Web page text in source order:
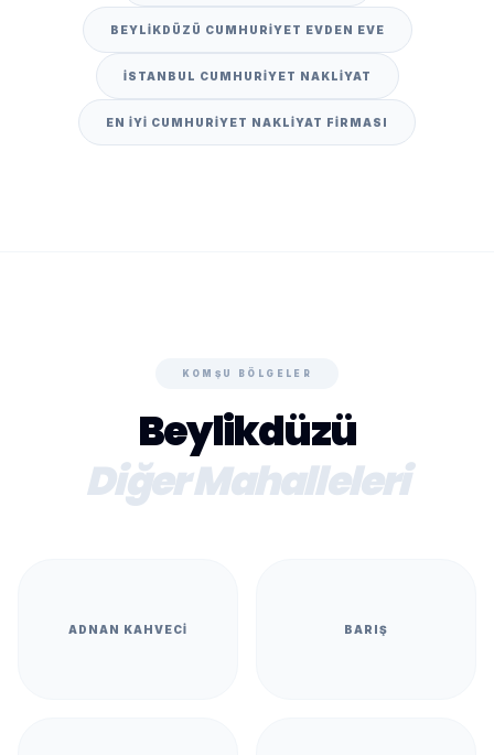
BEYLIKDÜZÜ CUMHURIYET EVDEN EVE
İSTANBUL CUMHURIYET NAKLIYAT
EN IYI CUMHURIYET NAKLIYAT FIRMASI
KOMŞU BÖLGELER
Beylikdüzü
Diğer Mahalleleri
ADNAN KAHVECI BARIŞ